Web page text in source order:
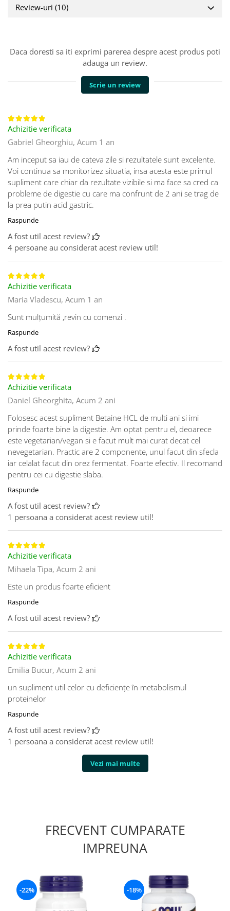
Review-uri (10)
Daca doresti sa iti exprimi parerea despre acest produs poti
adauga un review.
Scrie un review
Achizitie verificata
Gabriel Gheorghiu, Acum 1 an
Am inceput sa iau de cateva zile si rezultatele sunt excelente.
Voi continua sa monitorizez situatia, insa acesta este primul
supliment care chiar da rezultate vizibile si ma face sa cred ca
probleme de digestie cu care ma confrunt de 2 ani se trag de
la prea putin acid gastric.
Raspunde
A fost util acest review?
4 persoane au considerat acest review util!
Achizitie verificata
Maria Vladescu, Acum 1 an
Sunt mulțumită ,revin cu comenzi .
Raspunde
A fost util acest review?
Achizitie verificata
Daniel Gheorghita, Acum 2 ani
Folosesc acest supliment Betaine HCL de multi ani si imi
prinde foarte bine la digestie. Am optat pentru el, deoarece
este vegetarian/vegan si e facut mult mai curat decat cel
nevegetarian. Practic are 2 componente, unul facut din sfecla
iar celalat facut din orez fermentat. Foarte efectiv. Il recomand
pentru cei cu digestie slaba.
Raspunde
A fost util acest review?
1 persoana a considerat acest review util!
Achizitie verificata
Mihaela Tipa, Acum 2 ani
Este un produs foarte eficient
Raspunde
A fost util acest review?
Achizitie verificata
Emilia Bucur, Acum 2 ani
un supliment util celor cu deficiențe în metabolismul
proteinelor
Raspunde
A fost util acest review?
1 persoana a considerat acest review util!
Vezi mai multe
FRECVENT CUMPARATE
IMPREUNA
-22% -18%